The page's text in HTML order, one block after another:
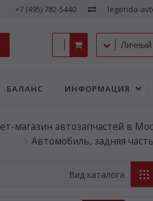
+7 (495) 782-5440 legenda-
Личный
БАЛАНС ИНФОРМАЦИЯ
магазин автозапчастей в
Автомобиль, задняя часть
Вид каталога